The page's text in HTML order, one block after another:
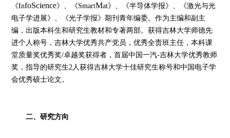
《InfoScience》、《SmartMat》、《半导体学报》、《激光与光
电子学进展》、《光子学报》期刊青年编委。作为主编和副主
编，出版本科生和研究生教材和专著两部。获得吉林大学师德先
进个人称号，吉林大学优秀共产党员，优秀全责班主任，本科课
堂质量奖优秀奖/卓越奖获得者，首届中国一汽-吉林大学优秀教师
奖，指导的研究生2人获得吉林大学十佳研究生称号和中国电子学
会优秀硕士论文。
二、研究方向